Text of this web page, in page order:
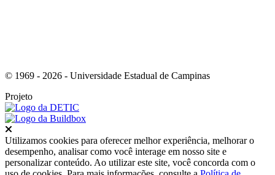
© 1969 - 2026 - Universidade Estadual de Campinas
Projeto
Utilizamos cookies para oferecer melhor experiência, melhorar o
desempenho, analisar como você interage em nosso site e
personalizar conteúdo. Ao utilizar este site, você concorda com o